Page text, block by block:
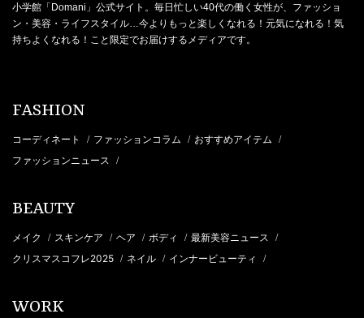
小学館「Domani」公式サイト。毎日忙しい40代の働く女性が、ファッショ
ン・美容・ライフスタイル…今よりもっと楽しくなれる！元気になれる！気
持ちよくなれる！こと限定でお届けするメディアです。
FASHION
コーディネート / ファッションコラム / おすすめアイテム /
ファッションニュース /
BEAUTY
メイク / スキンケア / ヘア / ボディ / 最新美容ニュース /
クリスマスコフレ2025 / ネイル / インナービューティ /
WORK